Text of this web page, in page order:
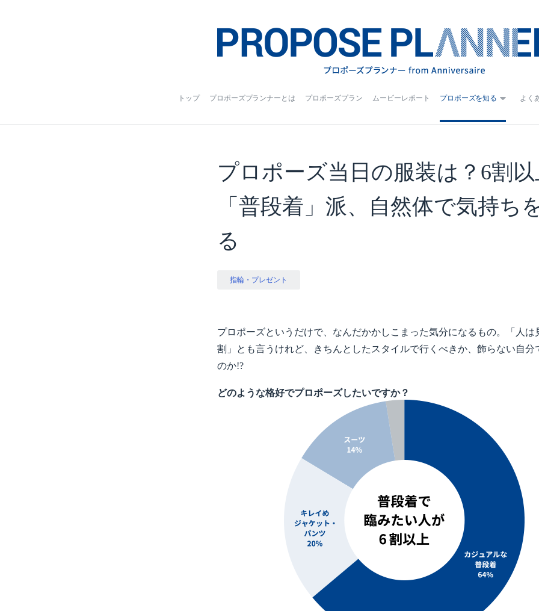
トップ プロポーズプランナーとは プロポーズプラン ムービーレポート プロポーズを知る よく
プロポーズ当日の服装は？6割
「普段着」派、自然体で気持ち
る
指輪・プレゼント
プロポーズというだけで、なんだかかしこまった気分になるもの。「人は
割」とも言うけれど、きちんとしたスタイルで行くべきか、飾らない自分
のか!?
どのような格好でプロポーズしたいですか？